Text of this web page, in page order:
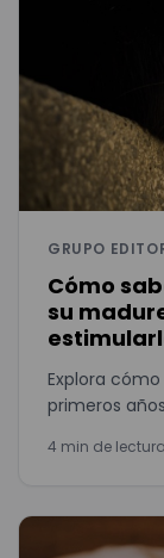
GRUPO
Cómo
su
Explora
primeros
4 min de lectura